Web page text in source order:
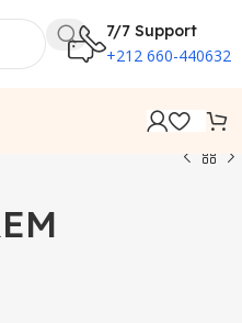
7/7 Support
+212 660-440632